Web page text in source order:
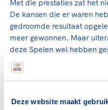
Deze website maakt
Met die prestaties zat het
De kansen die er waren
gedroomde resultaat
meer gewonnen. Maar
deze Spelen wel hebben
altijd geresulteerd in een
Vergeer geeft aan ook het
die een topsportdoel met